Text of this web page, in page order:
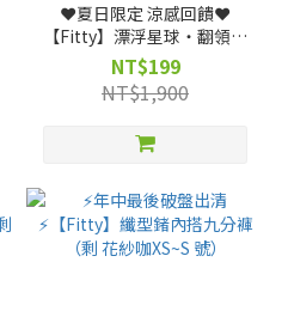
❤️夏日限定 涼感回饋❤️
【Fitty】漂浮星球・翻領長
袖上衣（剩 S, M, L, XL 號）
NT$199
NT$1,900